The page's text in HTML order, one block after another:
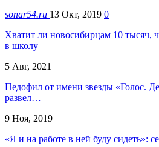
sonar54.ru 13 Окт, 2019 0
Хватит ли новосибирцам 10 тысяч,
в школу
5 Авг, 2021
Педофил от имени звезды «Голос.
развел…
9 Ноя, 2019
«Я и на работе в ней буду сидеть»: